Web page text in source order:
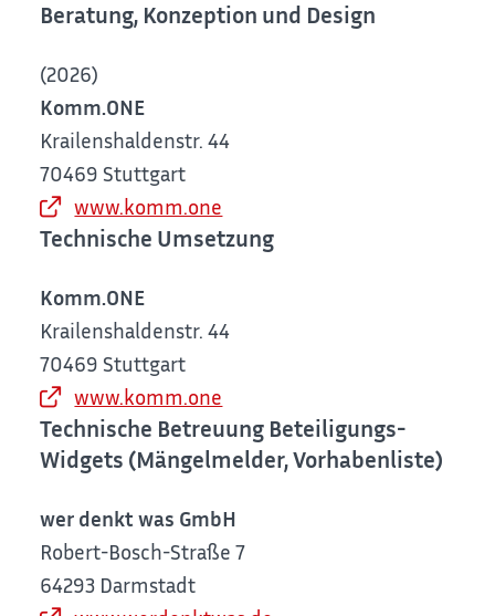
Beratung, Konzeption und Design
(2026)
Komm.ONE
Krailenshaldenstr. 44
70469 Stuttgart
www.komm.one
Technische Umsetzung
Komm.ONE
Krailenshaldenstr. 44
70469 Stuttgart
www.komm.one
Technische Betreuung Beteiligungs-
Widgets (Mängelmelder, Vorhabenliste)
wer denkt was GmbH
Robert-Bosch-Straße 7
64293 Darmstadt